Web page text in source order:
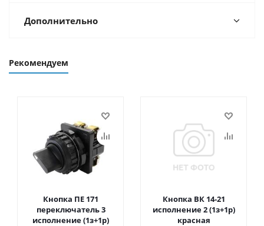
Дополнительно
Рекомендуем
Кнопка ПЕ 171
переключатель 3
исполнение (1з+1р)
Кнопка ВК 14-21
исполнение 2 (1з+1р)
красная